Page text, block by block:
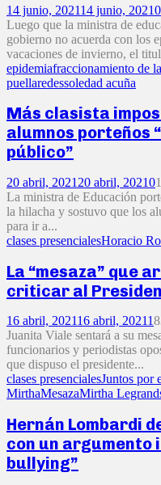
14 junio, 202114 junio, 20210
Luego que la ministra de
gobierno no acuerda con los
vacaciones de invierno, el
epidemiafraccionamiento de
puellaredessoledad acuña
Más clasista
alumnos porteños
público”
20 abril, 2021 20 abril, 20210
La ministra de Educación
la hilacha y sostuvo que los
para ir a...
clases presencialesHoracio
La “mesaza” que
criticar al
16 abril, 202116 abril, 20211
Juanita Viale sentará a su
funcionarios y periodistas
que dispuso el presidente...
clases presencialesJuntos por
MirthaMesazaMirtha Legrand
Hernán Lombardi
con un argumento
bullying”